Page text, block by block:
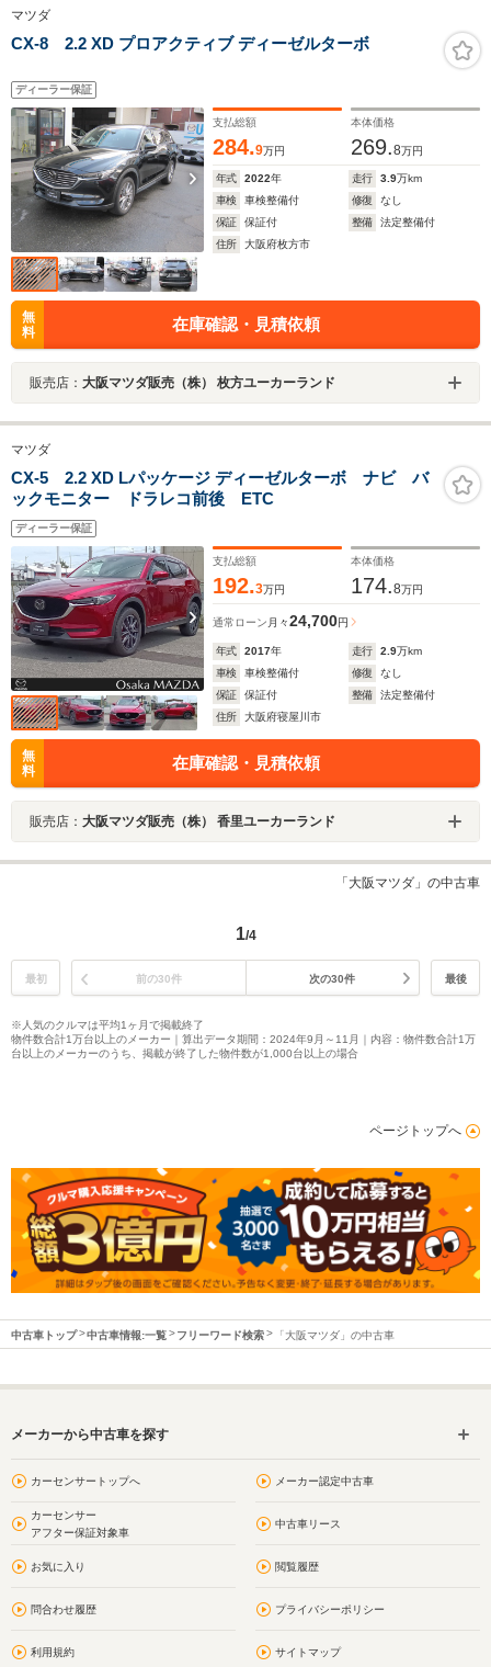
マツダ
CX-8 2.2 XD プロアクティブ ディーゼルターボ
ディーラー保証
支払総額
284.9万円
本体価格
269.8万円
年式 2022年 走行 3.9万km
車検
車検整備付 修復
なし
保証
保証付 整備
法定整備付
住所
大阪府枚方市
無
料
在庫確認・見積依頼
販売店： 大阪マツダ販売（株） 枚方ユーカーランド
マツダ
CX-5 2.2 XD Lパッケージ ディーゼルターボ ナビ バ
ックモニター ドラレコ前後 ETC
ディーラー保証
支払総額
192.3万円
本体価格
174.8万円
通常ローン 月々24,700円
年式 2017年 走行 2.9万km
車検
車検整備付 修復
なし
保証
保証付 整備
法定整備付
住所
大阪府寝屋川市
無
料
在庫確認・見積依頼
販売店： 大阪マツダ販売（株） 香里ユーカーランド
「大阪マツダ」の中古車
1/4
最初 前の30件 次の30件 最後
※人気のクルマは平均1ヶ月で掲載終了
物件数合計1万台以上のメーカー｜算出データ期間：2024年9月～11月｜内容：物件数合計1万
台以上のメーカーのうち、掲載が終了した物件数が1,000台以上の場合
ページトップへ
中古車トップ 中古車情報:一覧 フリーワード検索 「大阪マツダ」の中古車
メーカーから中古車を探す
カーセンサートップへ メーカー認定中古車
カーセンサー
アフター保証対象車
中古車リース
お気に入り 閲覧履歴
問合わせ履歴 プライバシーポリシー
利用規約 サイトマップ